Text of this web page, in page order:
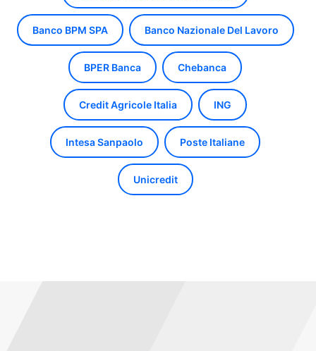
Banco BPM SPA Banco Nazionale Del Lavoro
BPER Banca Chebanca
Credit Agricole Italia ING
Intesa Sanpaolo Poste Italiane
Unicredit